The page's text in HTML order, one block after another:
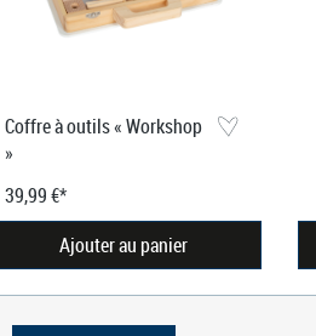
Coffre à outils « Workshop
»
39,99 €*
Ajouter au panier